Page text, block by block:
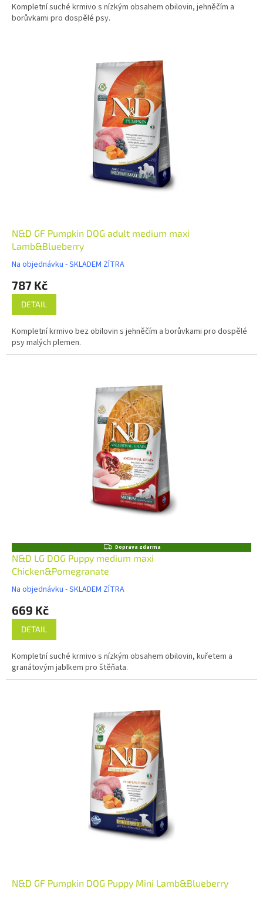
Kompletní suché krmivo s nízkým obsahem obilovin, jehněčím a
borůvkami pro dospělé psy.
N&D GF Pumpkin DOG adult medium maxi
Lamb&Blueberry
Na objednávku - SKLADEM ZÍTRA
787 Kč
DETAIL
Kompletní krmivo bez obilovin s jehněčím a borůvkami pro dospělé
psy malých plemen.
Z
D
A
A
Doprava zdarma
N&D LG DOG Puppy medium maxi
Chicken&Pomegranate
Na objednávku - SKLADEM ZÍTRA
669 Kč
DETAIL
Kompletní suché krmivo s nízkým obsahem obilovin, kuřetem a
granátovým jablkem pro štěňata.
N&D GF Pumpkin DOG Puppy Mini Lamb&Blueberry